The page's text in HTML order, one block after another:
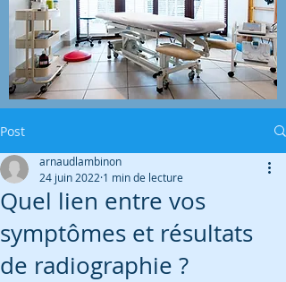
Post
Quel lien entre vos
symptômes et résultats
de radiographie ?
arnaudlambinon
24 juin 2022 1 min de lecture